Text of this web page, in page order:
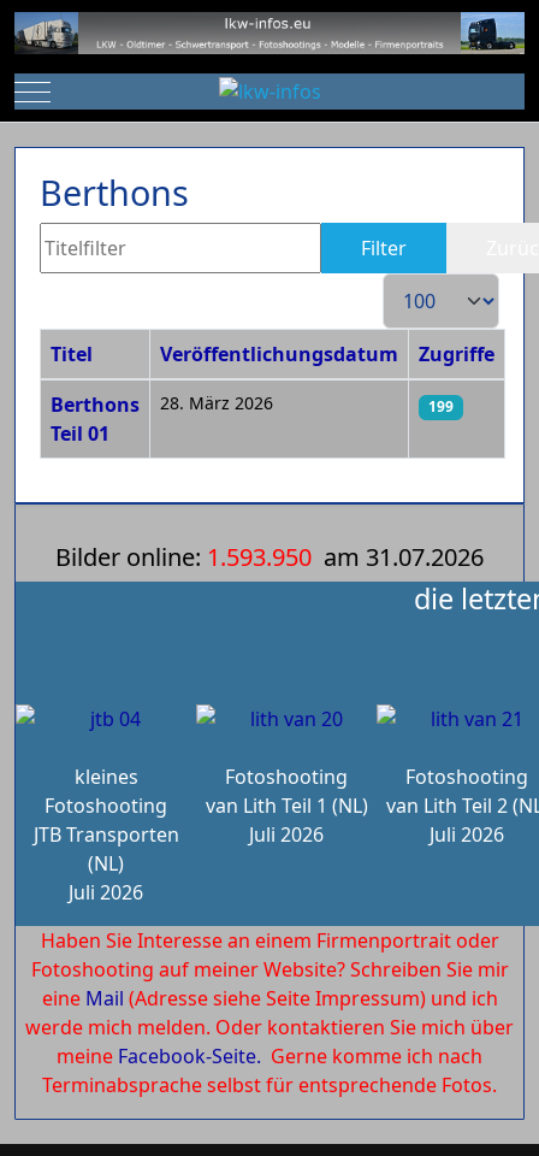
Mobile Menu Toggle
Berthons
Titelfilter Filter
Anzeige #
Beiträge
Titel Veröffentlichungsdatum
Zugriffe
Berthons
Teil 01
28. März 2026 199
Bilder online: 1.593.950 am 31.07.2026
die
kleines
Fotoshooting
JTB Transporten
(NL)
Juli 2026
Fotoshooting
van Lith Teil 1 (NL)
Juli 2026
Fotoshooting
van Lith Teil 2
Juli 2026
Haben Sie Interesse an einem Firmenportrait oder
Fotoshooting auf meiner Website? Schreiben Sie mir
eine Mail (Adresse siehe Seite Impressum) und ich
werde mich melden. Oder kontaktieren Sie mich über
meine Facebook-Seite. Gerne komme ich nach
Terminabsprache selbst für entsprechende Fotos.